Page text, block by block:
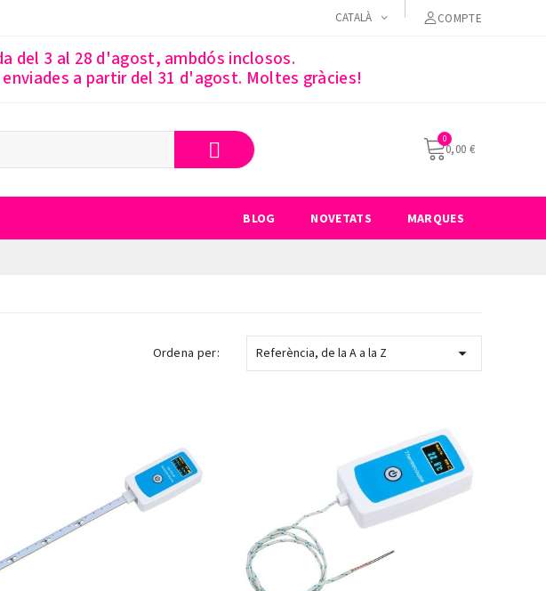
CATALÀ COMPTE
del 3 al 28 d'agost, ambdós inclosos.
a partir del 31 d'agost. Moltes gràcies!
0,00 €
BLOG NOVETATS MARQUES
Ordena per: Referència, de la A a la Z 